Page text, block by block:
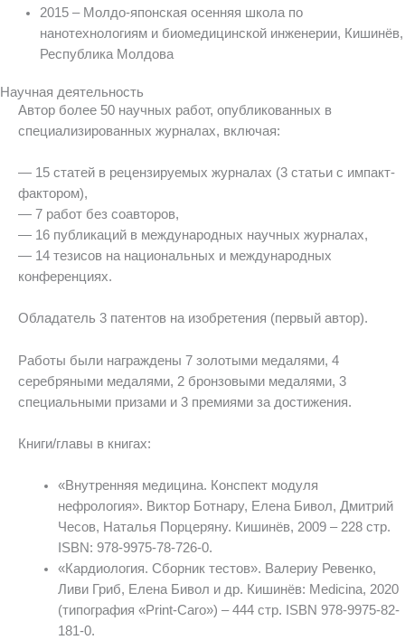
2015 – Молдо-японская осенняя школа по
нанотехнологиям и биомедицинской инженерии, Кишинёв,
Республика Молдова
Научная деятельность
Автор более 50 научных работ, опубликованных в
специализированных журналах, включая:
— 15 статей в рецензируемых журналах (3 статьи с импакт-
фактором),
— 7 работ без соавторов,
— 16 публикаций в международных научных журналах,
— 14 тезисов на национальных и международных
конференциях.
Обладатель 3 патентов на изобретения (первый автор).
Работы были награждены 7 золотыми медалями, 4
серебряными медалями, 2 бронзовыми медалями, 3
специальными призами и 3 премиями за достижения.
Книги/главы в книгах:
«Внутренняя медицина. Конспект модуля
нефрология». Виктор Ботнару, Елена Бивол, Дмитрий
Чесов, Наталья Порцеряну. Кишинёв, 2009 – 228 стр.
ISBN: 978-9975-78-726-0.
«Кардиология. Сборник тестов». Валериу Ревенко,
Ливи Гриб, Елена Бивол и др. Кишинёв: Medicina, 2020
(типография «Print-Caro») – 444 стр. ISBN 978-9975-82-
181-0.